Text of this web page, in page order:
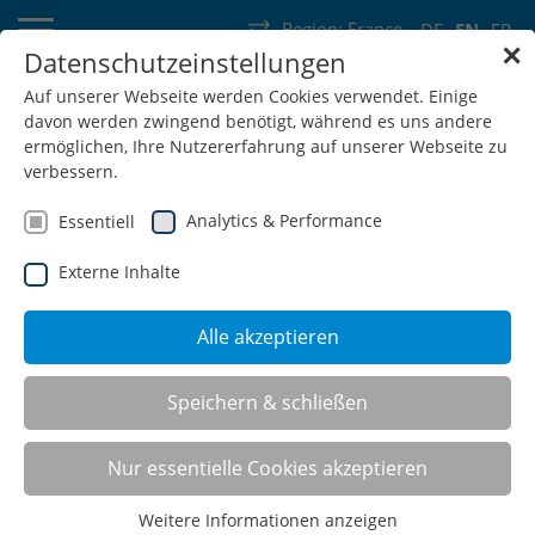
DE EN FR
Region: France
Germany Switzerland Austria Belgium
Luxembourg Netherlands Wallonia
SHOP
Multifunction cabinet T500
✕
Datenschutzeinstellungen
Auf unserer Webseite werden Cookies verwendet. Einige
davon werden zwingend benötigt, während es uns andere
ermöglichen, Ihre Nutzererfahrung auf unserer Webseite zu
verbessern.
Essentiell Analytics & Performance
Externe Inhalte
Alle akzeptieren
Speichern & schließen
Nur essentielle Cookies akzeptieren
Weitere Informationen anzeigen